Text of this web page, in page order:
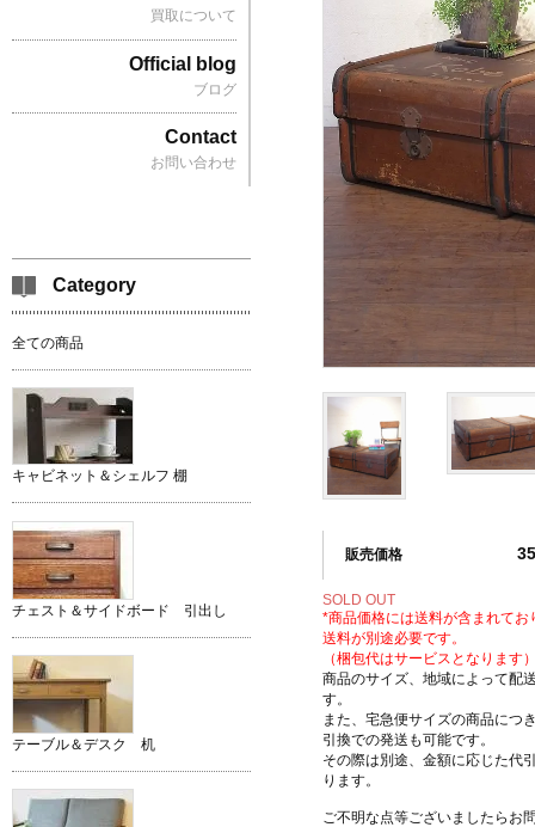
販売価格
SOLD OUT
*商品価格には送料が含まれてお
送料が別途必要です。
（梱包代はサービスとなります
商品のサイズ、地域によって配
す。
また、宅急便サイズの商品につ
引換での発送も可能です。
その際は別途、金額に応じた代
ります。
ご不明な点等ございましたらお
買取について
Official blog
ブログ
Contact
お問い合わせ
Category
全ての商品
キャビネット＆シェルフ 棚
チェスト＆サイドボード 引出し
テーブル＆デスク 机